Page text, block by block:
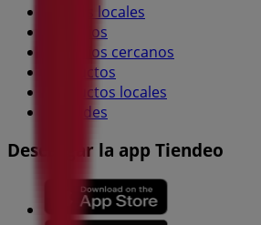
Marcas locales
Negocios
Negocios cercanos
Productos
Productos locales
Ciudades
Descargar la app Tiendeo